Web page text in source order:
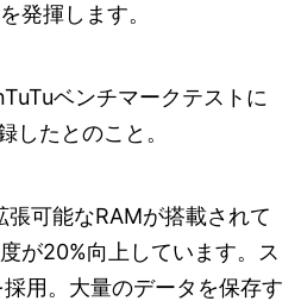
発揮します。
ベンチマークテストに
したとのこと。
張可能なRAMが搭載されて
が20%向上しています。ス
用。大量のデータを保存す